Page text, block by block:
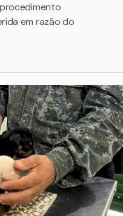
em razão do